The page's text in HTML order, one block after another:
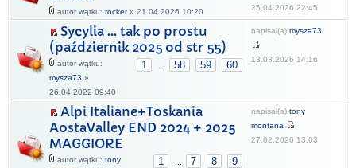
autor wątku: rocker» 21.04.2026 10:20 25.04.2026 22:45
Sycylia ... tak po prostu
(październik 2025 od str 55)
1 58 59 60
autor wątku:
mysza73 »
26.04.2022 09:40
napisał(a) mysza73
13.03.2026 14:16
Alpi Italiane+Toskania
AostaValley END 2024 + 2025
MAGGIORE
1 7 8 9
autor wątku: tony
napisał(a) tony
montana
27.02.2026 13:03